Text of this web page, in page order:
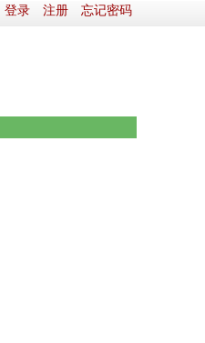
登录 注册 忘记密码